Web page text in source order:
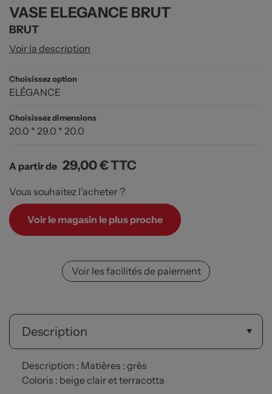
VASE ELEGANCE BRUT
BRUT
Voir la description
Choisissez option
ELÉGANCE
Choisissez dimensions
20.0 * 29.0 * 20.0
A partir de 29,00 €TTC
Vous souhaitez l’acheter ?
Voir le magasin le plus proche
Voir les facilités de paiement
Description
Description : Matières : grès
Coloris : beige clair et terracotta